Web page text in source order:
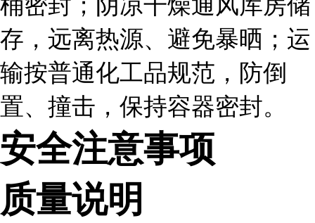
存，远离热源、避免暴晒；运
输按普通化工品规范，防倒
置、撞击，保持容器密封。
安全注意事项
质量说明